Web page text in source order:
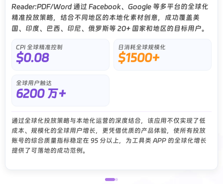
Reader:PDF/Word 通过 Facebook、Google 等多平台的全球化
精准投放策略，结合不同地区的本地化素材创意，成功覆盖美
国、印度、巴西、印尼、俄罗斯等 20+ 国家和地区的目标用户。
CPI 全球精准控制
$0.08
日消耗全球规模化
$1500+
全球用户触达
6200 万+
通过全球化投放策略与本地化运营的深度结合，该应用不仅实现了低
成本、规模化的全球用户增长，更凭借优质的产品体验，使所有投放
账号的综合质量指标稳定在 95 分以上，为工具类 APP 的全球化增长
提供了可落地的成功范例。